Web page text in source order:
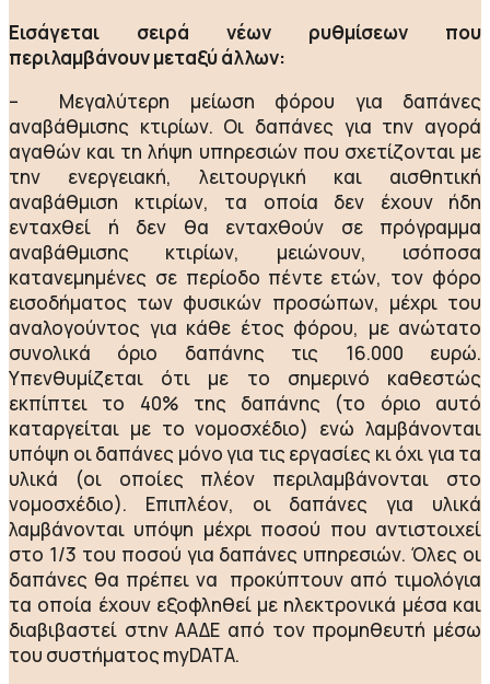
Εισάγεται σειρά νέων ρυθμίσεων που
περιλαμβάνουν μεταξύ άλλων:
– Μεγαλύτερη μείωση φόρου για δαπάνες
αναβάθμισης κτιρίων. Οι δαπάνες για την αγορά
αγαθών και τη λήψη υπηρεσιών που σχετίζονται με
την ενεργειακή, λειτουργική και αισθητική
αναβάθμιση κτιρίων, τα οποία δεν έχουν ήδη
ενταχθεί ή δεν θα ενταχθούν σε πρόγραμμα
αναβάθμισης κτιρίων, μειώνουν, ισόποσα
κατανεμημένες σε περίοδο πέντε ετών, τον φόρο
εισοδήματος των φυσικών προσώπων, μέχρι του
αναλογούντος για κάθε έτος φόρου, με ανώτατο
συνολικά όριο δαπάνης τις 16.000 ευρώ.
Υπενθυμίζεται ότι με το σημερινό καθεστώς
εκπίπτει το 40% της δαπάνης (το όριο αυτό
καταργείται με το νομοσχέδιο) ενώ λαμβάνονται
υπόψη οι δαπάνες μόνο για τις εργασίες κι όχι για τα
υλικά (οι οποίες πλέον περιλαμβάνονται στο
νομοσχέδιο). Επιπλέον, οι δαπάνες για υλικά
λαμβάνονται υπόψη μέχρι ποσού που αντιστοιχεί
στο 1/3 του ποσού για δαπάνες υπηρεσιών. Όλες οι
δαπάνες θα πρέπει να προκύπτουν από τιμολόγια
τα οποία έχουν εξοφληθεί με ηλεκτρονικά μέσα και
διαβιβαστεί στην ΑΑΔΕ από τον προμηθευτή μέσω
του συστήματος myDATA.